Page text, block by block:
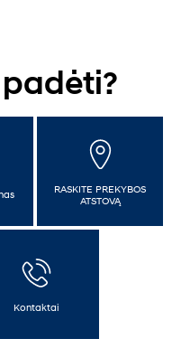
RASKITE PREKYBOS
ATSTOVĄ
Kontaktai